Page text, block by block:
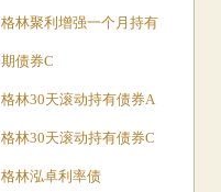
格林聚利增强一个月持有
期债券C
格林30天滚动持有债券A
格林30天滚动持有债券C
格林泓卓利率债